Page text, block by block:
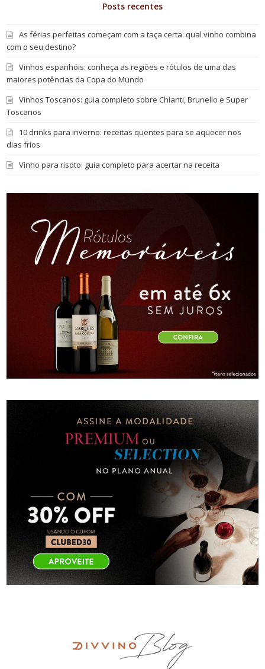
Posts recentes
As férias perfeitas começam com a taça certa: qual vinho combina
com o seu destino?
Vinhos espanhóis: conheça as regiões e rótulos de uma das
maiores potências da Copa do Mundo
Vinhos Toscanos: guia completo sobre Chianti, Brunello e Super
Toscanos
10 drinks para inverno: receitas quentes para se aquecer nos
dias frios
Vinho para risoto: guia completo para acertar na receita